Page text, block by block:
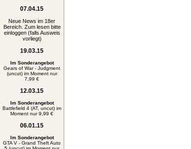
07.04.15
Neue News im 18er
Bereich. Zum lesen bitte
einloggen (falls Ausweis
vorliegt)
19.03.15
Im Sonderangebot
Gears of War - Judgment
(uncut) im Moment nur
7,99 €
12.03.15
Im Sonderangebot
Battlefield 4 (AT, uncut) im
Moment nur 9,99 €
06.01.15
Im Sonderangebot
GTA V - Grand Theft Auto